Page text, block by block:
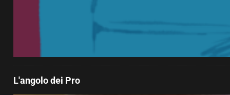
L'angolo dei Pro